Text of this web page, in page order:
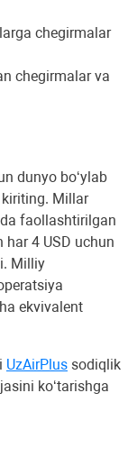
chegirmalar
chegirmalar va
dunyo bo‘ylab
Millar
faollashtirilgan
har 4 USD uchun
Milliy
ekvivalent
UzAirPlus sodiqlik
ko‘tarishga